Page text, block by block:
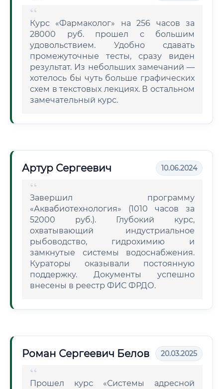
Курс «Фармаколог» на 256 часов за
28000 руб. прошел с большим
удовольствием. Удобно сдавать
промежуточные тесты, сразу виден
результат. Из небольших замечаний —
хотелось бы чуть больше графических
схем в текстовых лекциях. В остальном
замечательный курс.
Артур Сергеевич 10.06.2024
Завершил программу
«Аквабиотехнология» (1010 часов за
52000 руб.). Глубокий курс,
охватывающий индустриальное
рыбоводство, гидрохимию и
замкнутые системы водоснабжения.
Кураторы оказывали постоянную
поддержку. Документы успешно
внесены в реестр ФИС ФРДО.
Роман Сергеевич Белов 20.03.2025
Прошел курс «Системы адресной